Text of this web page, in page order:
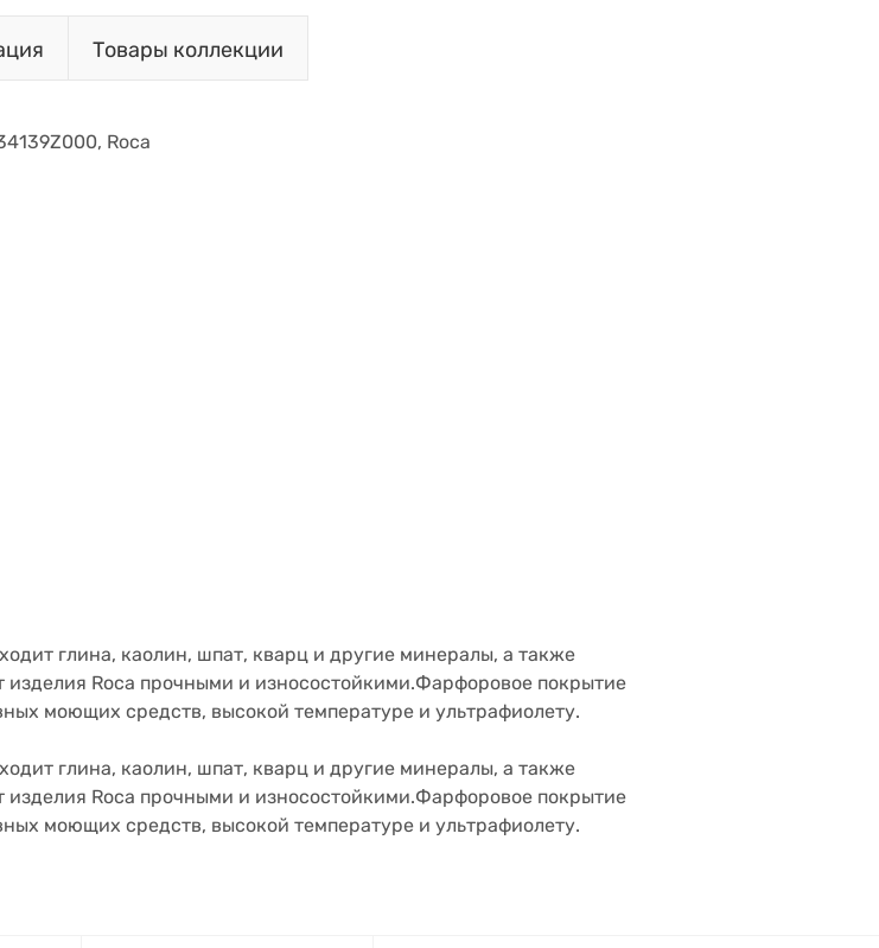
Товары коллекции
Roca
глина, каолин, шпат, кварц и другие минералы, а также
изделия Roca прочными и износостойкими.Фарфоровое покрытие
моющих средств, высокой температуре и ультрафиолету.
глина, каолин, шпат, кварц и другие минералы, а также
изделия Roca прочными и износостойкими.Фарфоровое покрытие
моющих средств, высокой температуре и ультрафиолету.